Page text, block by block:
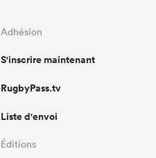
Adhésion
S'inscrire maintenant
RugbyPass.tv
Liste d'envoi
Éditions